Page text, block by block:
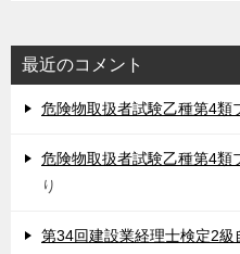
最近のコメント
危険物取扱者試験乙種第4類
危険物取扱者試験乙種第4類
り
第34回建設業経理士検定2級